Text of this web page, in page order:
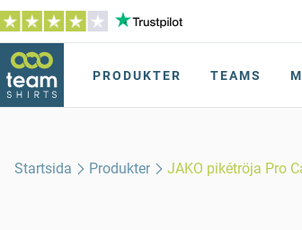
PRODUKTER TEAMS
Startsida Produkter JAKO pikétröja Pro